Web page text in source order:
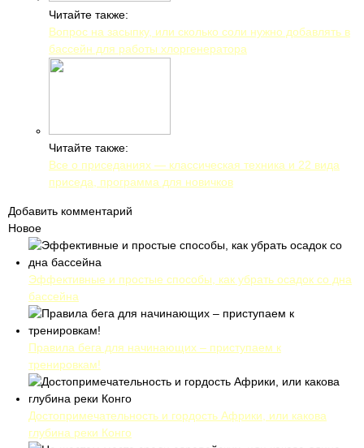
Читайте также:
Вопрос на засыпку, или сколько соли нужно добавлять в
бассейн для работы хлоргенератора
Читайте также:
Все о приседаниях — классическая техника и 22 вида
приседа, программа для новичков
Добавить комментарий
Новое
Эффективные и простые способы, как убрать осадок со дна
бассейна
Правила бега для начинающих – приступаем к
тренировкам!
Достопримечательность и гордость Африки, или какова
глубина реки Конго